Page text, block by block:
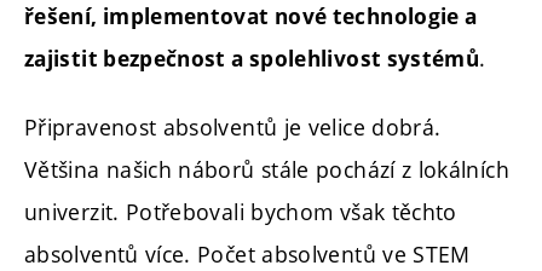
řešení, implementovat nové technologie a
zajistit bezpečnost a spolehlivost systémů.
Připravenost absolventů je velice dobrá.
Většina našich náborů stále pochází z lokálních
univerzit. Potřebovali bychom však těchto
absolventů více. Počet absolventů ve STEM